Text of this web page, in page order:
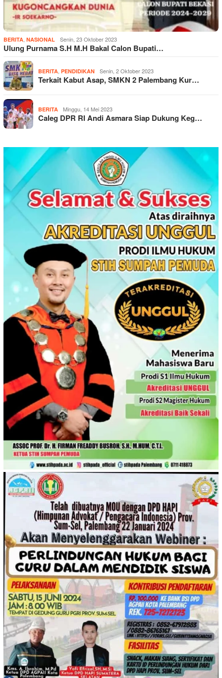
BERITA, NASIONAL Senin, 23 Oktober 2023
Ulung Purnama S.H M.H Bakal Calon Bupati…
BERITA, PENDIDIKAN Senin, 2 Oktober 2023
Terkait Kabut Asap, SMKN 2 Palembang Kur…
BERITA Minggu, 14 Mei 2023
Caleg DPR RI Andi Asmara Siap Dukung Keg…